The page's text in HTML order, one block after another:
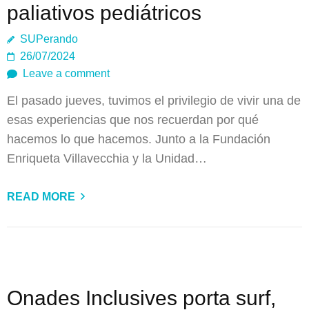
paliativos pediátricos
SUPerando
26/07/2024
Leave a comment
El pasado jueves, tuvimos el privilegio de vivir una de
esas experiencias que nos recuerdan por qué
hacemos lo que hacemos. Junto a la Fundación
Enriqueta Villavecchia y la Unidad…
READ MORE
Onades Inclusives porta surf,